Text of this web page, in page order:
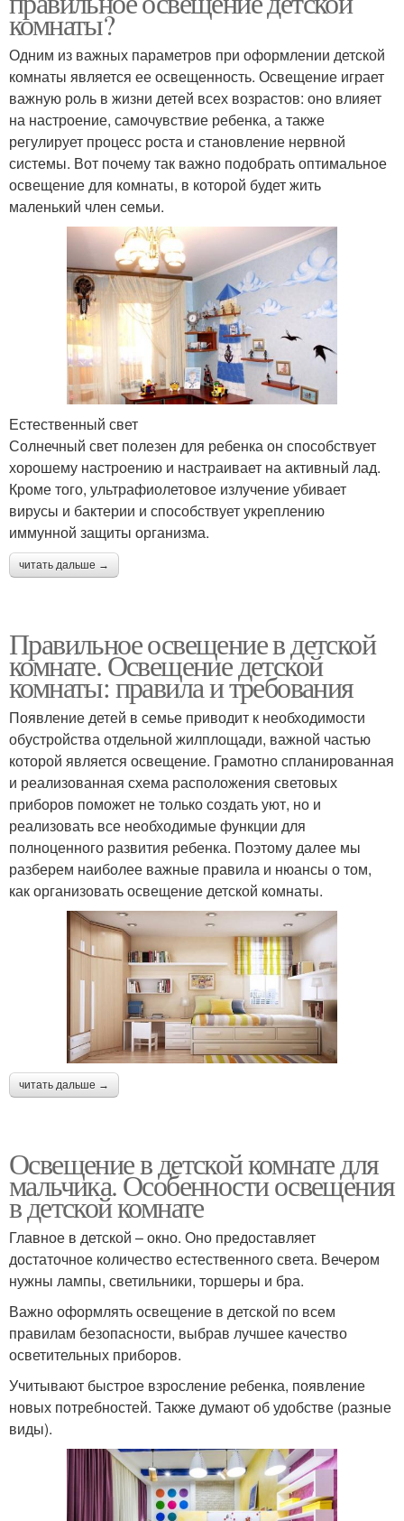
комнаты?
Одним из важных параметров при оформлении детской
комнаты является ее освещенность. Освещение играет
важную роль в жизни детей всех возрастов: оно влияет
на настроение, самочувствие ребенка, а также
регулирует процесс роста и становление нервной
системы. Вот почему так важно подобрать оптимальное
освещение для комнаты, в которой будет жить
маленький член семьи.
Естественный свет
Солнечный свет полезен для ребенка он способствует
хорошему настроению и настраивает на активный лад.
Кроме того, ультрафиолетовое излучение убивает
вирусы и бактерии и способствует укреплению
иммунной защиты организма.
читать дальше →
Правильное освещение в детской
комнате. Освещение детской
комнаты: правила и требования
Появление детей в семье приводит к необходимости
обустройства отдельной жилплощади, важной частью
которой является освещение. Грамотно спланированная
и реализованная схема расположения световых
приборов поможет не только создать уют, но и
реализовать все необходимые функции для
полноценного развития ребенка. Поэтому далее мы
разберем наиболее важные правила и нюансы о том,
как организовать освещение детской комнаты.
читать дальше →
Освещение в детской комнате для
мальчика. Особенности освещения
в детской комнате
Главное в детской – окно. Оно предоставляет
достаточное количество естественного света. Вечером
нужны лампы, светильники, торшеры и бра.
Важно оформлять освещение в детской по всем
правилам безопасности, выбрав лучшее качество
осветительных приборов.
Учитывают быстрое взросление ребенка, появление
новых потребностей. Также думают об удобстве (разные
виды).